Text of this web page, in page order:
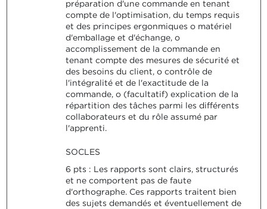
préparation d'une commande en tenant
compte de l'optimisation, du temps requis
et des principes ergonmiques o matériel
d'emballage et d'échange, o
accomplissement de la commande en
tenant compte des mesures de sécurité et
des besoins du client, o contrôle de
l'intégralité et de l'exactitude de la
commande, o (facultatif) explication de la
répartition des tâches parmi les différents
collaborateurs et du rôle assumé par
l'apprenti.
SOCLES
6 pts : Les rapports sont clairs, structurés
et ne comportent pas de faute
d'orthographe. Ces rapports traitent bien
des sujets demandés et éventuellement de